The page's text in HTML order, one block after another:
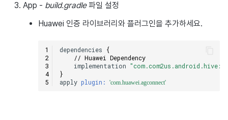
App - build.gradle파일 설정
Huawei 인증 라이브러리와 플러그인을 추가하세요.
dependencies
{
// Huawei Dependency
implementation
}
apply plugin: 'com.huawei.agconnect'